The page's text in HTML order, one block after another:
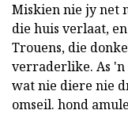
Miskien nie jy net
die huis verlaat,
Trouens, die
verraderlike. As 'n
wat nie diere nie
omseil. hond